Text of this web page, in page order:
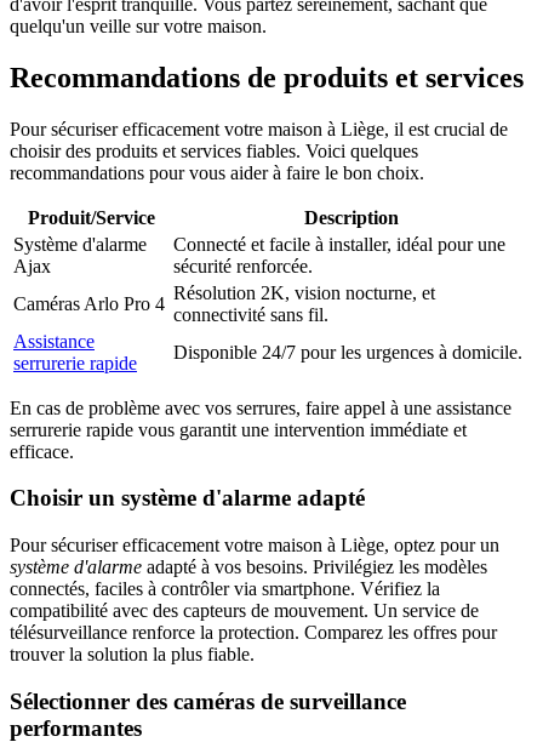
quelqu'un veille sur votre maison.
Recommandations de produits et services
Pour sécuriser efficacement votre maison à Liège, il est crucial de
choisir des produits et services fiables. Voici quelques
recommandations pour vous aider à faire le bon choix.
Produit/Service
Description
Système d'alarme
Ajax
Connecté et facile à installer, idéal pour une
sécurité renforcée.
Caméras Arlo Pro 4
Résolution 2K, vision nocturne, et
connectivité sans fil.
Assistance
serrurerie rapide
Disponible 24/7 pour les urgences à domicile.
En cas de problème avec vos serrures, faire appel à une assistance
serrurerie rapide vous garantit une intervention immédiate et
efficace.
Choisir un système d'alarme adapté
Pour sécuriser efficacement votre maison à Liège, optez pour un
système d'alarme adapté à vos besoins. Privilégiez les modèles
connectés, faciles à contrôler via smartphone. Vérifiez la
compatibilité avec des capteurs de mouvement. Un service de
télésurveillance renforce la protection. Comparez les offres pour
trouver la solution la plus fiable.
Sélectionner des caméras de surveillance
performantes